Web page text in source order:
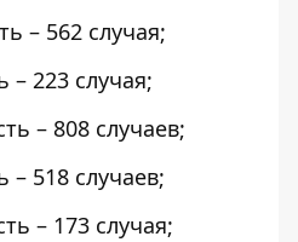
– 562 случая;
– 223 случая;
– 808 случаев;
– 518 случаев;
– 173 случая;